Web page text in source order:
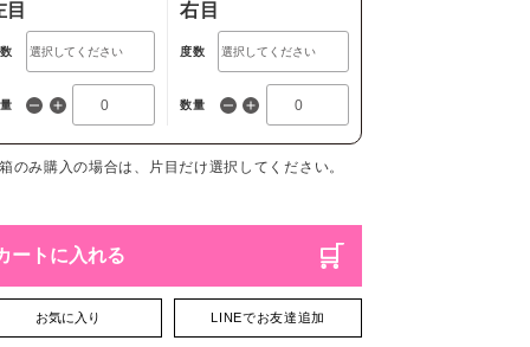
目 右目
度数
数量
のみ購入の場合は、片目だけ選択してください。
ートに入れる
お気に入り LINEでお友達追加